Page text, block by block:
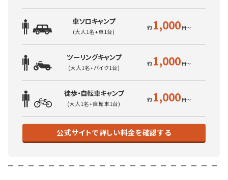
車ソロキャンプ
(大人1名+車1台) 1,000
ツーリングキャンプ
(大人1名+バイク1台) 1,000
徒歩・自転車キャンプ
(大人1名+自転車1台) 1,000
公式サイトで詳しい料金を確認する